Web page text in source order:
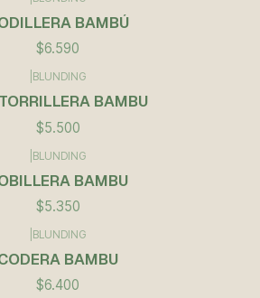
BAMBÚ
$6.590
BLUNDING
BAMBU
$5.500
BLUNDING
BAMBU
$5.350
BLUNDING
BAMBU
$6.400